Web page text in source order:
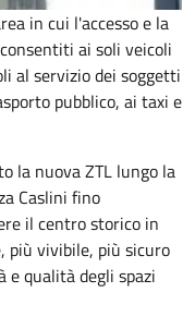
in cui l'accesso e la
ai soli veicoli
al servizio dei soggetti
pubblico, ai taxi e
la nuova ZTL lungo la
Caslini fino
il centro storico in
più vivibile, più sicuro
e qualità degli spazi